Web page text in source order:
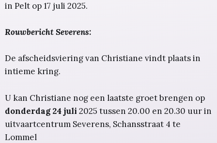
in Pelt op 17 juli 2025.
Rouwbericht Severens:
De afscheidsviering van Christiane vindt plaats in
intieme kring.
U kan Christiane nog een laatste groet brengen op
donderdag 24 juli 2025 tussen 20.00 en 20.30 uur in
uitvaartcentrum Severens, Schansstraat 4 te
Lommel